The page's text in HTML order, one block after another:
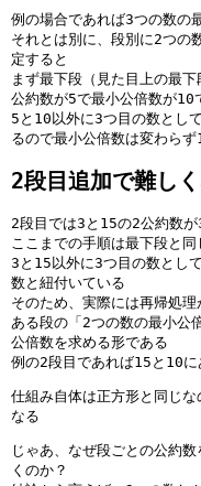
0
}
1
0
}
m
{
0
0
0
}
2
\
p
h
a
n
t
o
m
0
0
}
1
0
}
5
\
p
h
a
n
t
o
m
{
0
0
}
1
0
}
0
0
}
1
\
p
h
a
t
o
m
{
0
0
0
}
2
er
li
n
e
{
\
p
h
a
n
t
o
m
{
0
0
}
1
2
\
d
er
li
n
e
{
\
p
h
a
n
t
o
m
{
0
0
0
}
6
n
d
er
li
n
e
{
\
p
h
a
n
t
o
m
{
0
0
0
}
u
n
d
er
li
n
e
{
\
p
h
a
n
t
o
m
{
0
0
0
s
p
a
c
e
{
0.
9
e
m
}
\
p
h
a
n
t
o
m
{
例の場合であれば3つの数の
それとは別に、段別に2つの
定すると
まず最下段（見た目上の最
公約数が5で最小公倍数が10
5と10以外に3つ目の数とし
るので最小公倍数は変わらず
2段目追加で難し
2段目では3と15の2公約数
ここまでの手順は最下段と同
3と15以外に3つ目の数とし
数と紐付いている
そのため、実際には再帰処理
ある段の「2つの数の最小公
公倍数を求める形である
例の2段目であれば15と10に
仕組み自体は正方形と同じ
なる
じゃあ、なぜ段ごとの公約
くのか？